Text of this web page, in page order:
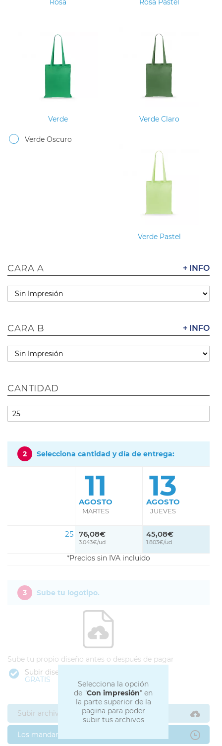
Rosa Rosa Pastel
Verde Verde Claro
Verde Oscuro
Verde Pastel
+ INFO
CARA A
+ INFO
CARA B
CANTIDAD
2 Selecciona cantidad y día de entrega:
11
AGOSTO
MARTES
13
AGOSTO
JUEVES
25 76,08€
3.043€/ud
45,08€
1.803€/ud
Precios sin IVA incluido
Selecciona la opción
de "Con impresión" en
la parte superior de la
pagina para poder
subir tus archivos
3 Sube tu logotipo.
Sube tu propio diseño antes o después de pagar
Subir diseño
GRATIS
Subir archivos ahora
Los mandaré después